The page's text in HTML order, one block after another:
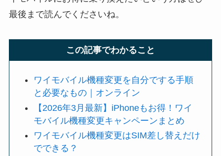
最後まで読んでくださいね。
この記事でわかること
ワイモバイル機種変更を自分でする手順
と必要なもの｜オンライン
【2026年3月最新】iPhoneもお得！ワイ
モバイル機種変更キャンペーンまとめ
ワイモバイル機種変更はSIM差し替えだけ
でできる？